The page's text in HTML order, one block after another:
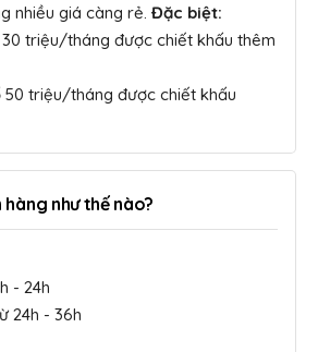
nhiều giá càng rẻ. Đặc biệt:
triệu/tháng được chiết khấu thêm
50 triệu/tháng được chiết khấu
như thế nào?
- 24h
24h - 36h